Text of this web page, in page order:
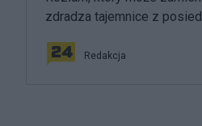
zdradza tajemnice z
Redakcja